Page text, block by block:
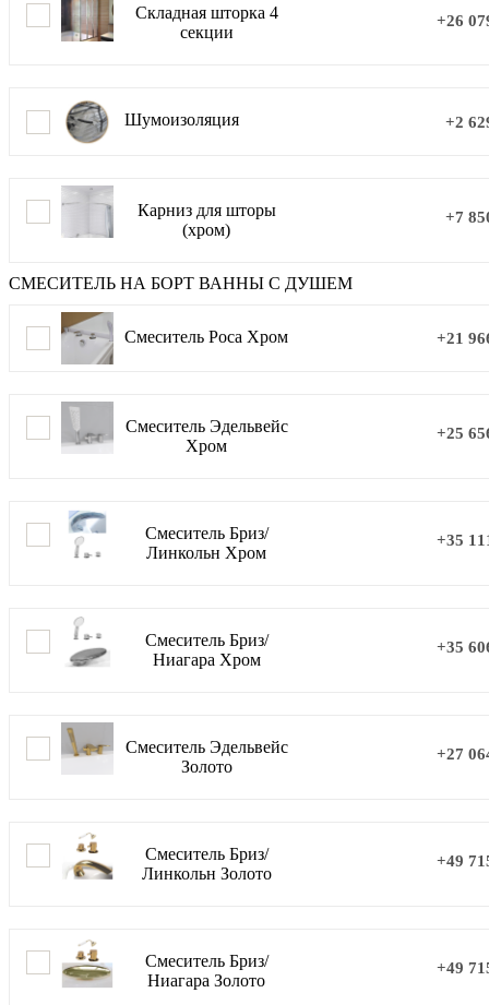
Складная шторка 4
секции
+26
Шумоизоляция +2
Карниз для шторы
(хром)
+7
СМЕСИТЕЛЬ НА БОРТ ВАННЫ С ДУШЕМ
Смеситель Роса Хром +21
Смеситель Эдельвейс
Хром
+25
Смеситель Бриз/
Линкольн Хром
+35
Смеситель Бриз/
Ниагара Хром
+35
Смеситель Эдельвейс
Золото
+27
Смеситель Бриз/
Линкольн Золото
+49
Смеситель Бриз/
Ниагара Золото
+49